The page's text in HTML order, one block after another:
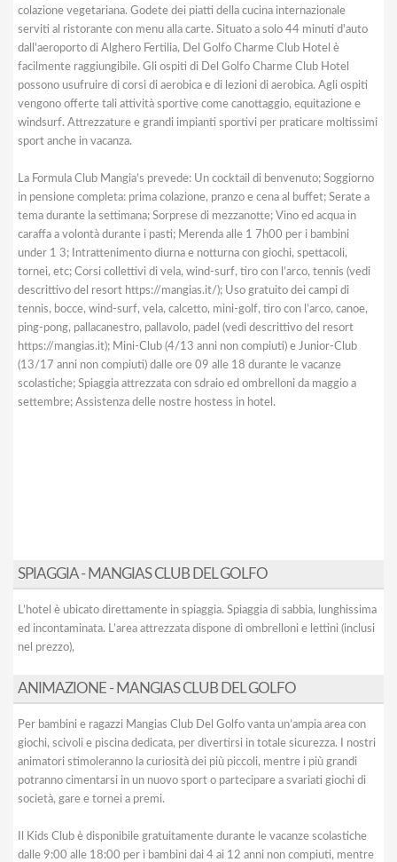
colazione vegetariana. Godete dei piatti della cucina internazionale
serviti al ristorante con menu alla carte. Situato a solo 44 minuti d'auto
dall'aeroporto di Alghero Fertilia, Del Golfo Charme Club Hotel è
facilmente raggiungibile. Gli ospiti di Del Golfo Charme Club Hotel
possono usufruire di corsi di aerobica e di lezioni di aerobica. Agli ospiti
vengono offerte tali attività sportive come canottaggio, equitazione e
windsurf. Attrezzature e grandi impianti sportivi per praticare moltissimi
sport anche in vacanza.
La Formula Club Mangia’s prevede: Un cocktail di benvenuto; Soggiorno
in pensione completa: prima colazione, pranzo e cena al buffet; Serate a
tema durante la settimana; Sorprese di mezzanotte; Vino ed acqua in
caraffa a volontà durante i pasti; Merenda alle 1 7h00 per i bambini
under 1 3; Intrattenimento diurna e notturna con giochi, spettacoli,
tornei, etc; Corsi collettivi di vela, wind-surf, tiro con l’arco, tennis (vedi
descrittivo del resort https://mangias.it/); Uso gratuito dei campi di
tennis, bocce, wind-surf, vela, calcetto, mini-golf, tiro con l’arco, canoe,
ping-pong, pallacanestro, pallavolo, padel (vedi descrittivo del resort
https://mangias.it); Mini-Club (4/13 anni non compiuti) e Junior-Club
(13/17 anni non compiuti) dalle ore 09 alle 18 durante le vacanze
scolastiche; Spiaggia attrezzata con sdraio ed ombrelloni da maggio a
settembre; Assistenza delle nostre hostess in hotel.
SPIAGGIA - MANGIAS CLUB DEL GOLFO
L’hotel è ubicato direttamente in spiaggia. Spiaggia di sabbia, lunghissima
ed incontaminata. L’area attrezzata dispone di ombrelloni e lettini (inclusi
nel prezzo),
ANIMAZIONE - MANGIAS CLUB DEL GOLFO
Per bambini e ragazzi Mangias Club Del Golfo vanta un’ampia area con
giochi, scivoli e piscina dedicata, per divertirsi in totale sicurezza. I nostri
animatori stimoleranno la curiosità dei più piccoli, mentre i più grandi
potranno cimentarsi in un nuovo sport o partecipare a svariati giochi di
società, gare e tornei a premi.
Il Kids Club è disponibile gratuitamente durante le vacanze scolastiche
dalle 9:00 alle 18:00 per i bambini dai 4 ai 12 anni non compiuti, mentre